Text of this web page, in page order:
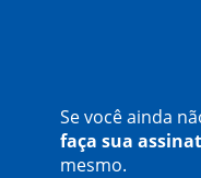
Se você ainda
faça sua
mesmo.